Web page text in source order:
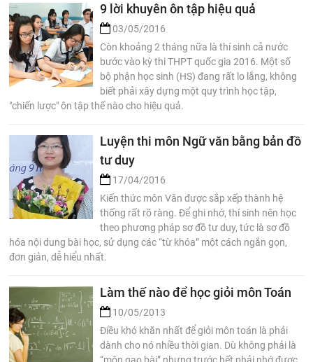
9 lời khuyên ôn tập hiệu quả
03/05/2016
Còn khoảng 2 tháng nữa là thí sinh cả nước
bước vào kỳ thi THPT quốc gia 2016. Một số
bộ phận học sinh (HS) đang rất lo lắng, không
biết phải xây dựng một quy trình học tập,
"chiến lược" ôn tập thế nào cho hiệu quả.
Luyện thi môn Ngữ văn bằng bản đồ
tư duy
17/04/2016
Kiến thức môn Văn được sắp xếp thành hệ
thống rất rõ ràng. Để ghi nhớ, thí sinh nên học
theo phương pháp sơ đồ tư duy, tức là sơ đồ
hóa nội dung bài học, sử dụng các “từ khóa” một cách ngắn gọn,
đơn giản, dễ hiểu nhất.
Làm thế nào để học giỏi môn Toán
10/05/2013
Điều khó khăn nhất để giỏi môn toán là phải
dành cho nó nhiều thời gian. Dù không phải là
“môn gạo bài” nhưng trước hết phải nhớ được